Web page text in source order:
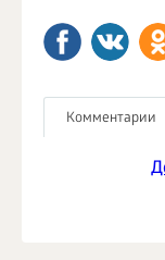
Комментарии